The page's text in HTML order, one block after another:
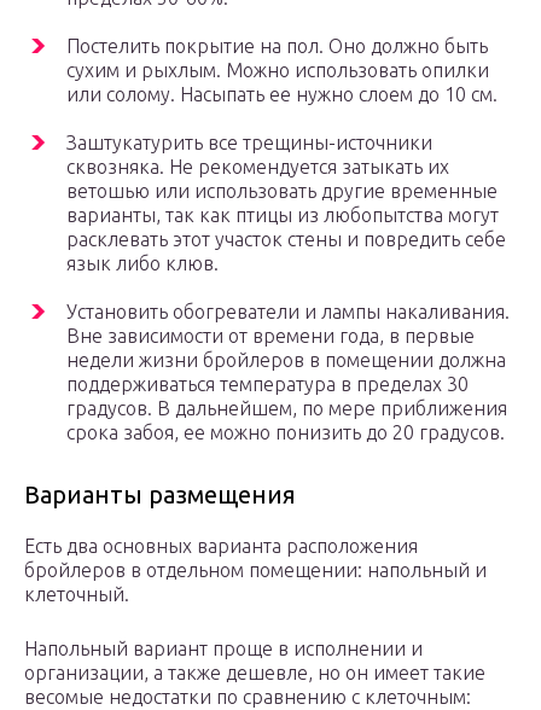
Постелить покрытие на пол. Оно должно быть
сухим и рыхлым. Можно использовать опилки
или солому. Насыпать ее нужно слоем до 10 см.
Заштукатурить все трещины-источники
сквозняка. Не рекомендуется затыкать их
ветошью или использовать другие временные
варианты, так как птицы из любопытства могут
расклевать этот участок стены и повредить себе
язык либо клюв.
Установить обогреватели и лампы накаливания.
Вне зависимости от времени года, в первые
недели жизни бройлеров в помещении должна
поддерживаться температура в пределах 30
градусов. В дальнейшем, по мере приближения
срока забоя, ее можно понизить до 20 градусов.
Варианты размещения
Есть два основных варианта расположения
бройлеров в отдельном помещении: напольный и
клеточный.
Напольный вариант проще в исполнении и
организации, а также дешевле, но он имеет такие
весомые недостатки по сравнению с клеточным: